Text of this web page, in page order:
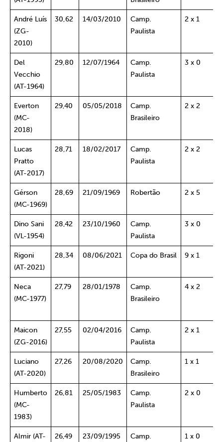
André Luís
(ZG-
2010)
30,62 14/03/2010
Camp.
Paulista
2 x 1
Del
Vecchio
(AT-1964)
29,80 12/07/1964
Camp.
Paulista
3 x 0
Everton
(MC-
2018)
29,40 05/05/2018
Camp.
Brasileiro
2 x 2
Lucas
Pratto
(AT-2017)
28,71 18/02/2017
Camp.
Paulista
2 x 2
Gérson
(MC-1969)
28,69 21/09/1969 Robertão 2 x 5
Dino Sani
(VL-1954)
28,42 23/10/1960
Camp.
Paulista
3 x 0
Rigoni
(AT-2021)
28,34 08/06/2021 Copa do Brasil 9 x 1
Neca
(MC-1977)
27,79 28/01/1978
Camp.
Brasileiro
4 x 2
Maicon
(ZG-2016)
27,55 02/04/2016
Camp.
Paulista
2 x 1
Luciano
(AT-2020)
27,26 20/08/2020
Camp.
Brasileiro
1 x 1
Humberto
(MC-
1983)
26,81 25/05/1983
Camp.
Paulista
2 x 0
Almir (AT-
26,49 23/09/1995
Camp.
1 x 0